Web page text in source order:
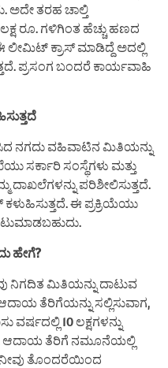
ಅದೇ ತರಹ ಚಾಲ್ತಿ
ರೂ. ಗಳಿಗಿಂತ ಹೆಚ್ಚು ಹಣದ
ಲೀಮಿಟ್ ಕ್ರಾಸ್ ಮಾಡಿದ್ದೆ ಅದಲ್ಲಿ
ಪ್ರಸಂಗ ಬಂದರೆ ಕಾರ್ಯವಾಹಿ
ನಗದು ವಹಿವಾಟಿನ ಮಿತಿಯನ್ನು
ಸರ್ಕಾರಿ ಸಂಸ್ಥೆಗಳು ಮತ್ತು
ಪರಿಶೀಲಿಸುತ್ತದೆ.
ಈ ಪ್ರಕ್ರಿಯೆಯು
ಹೇಗೆ?
ನಿಗದಿತ ಮಿತಿಯನ್ನು ದಾಟುವ
ತೆರಿಗೆಯನ್ನು ಸಲ್ಲಿಸುವಾಗ,
10 ಲಕ್ಷಗಳನ್ನು
ಆದಾಯ ತೆರಿಗೆ ನಮೂನೆಯಲ್ಲಿ
ತೊಂದರೆಯಿಂದ